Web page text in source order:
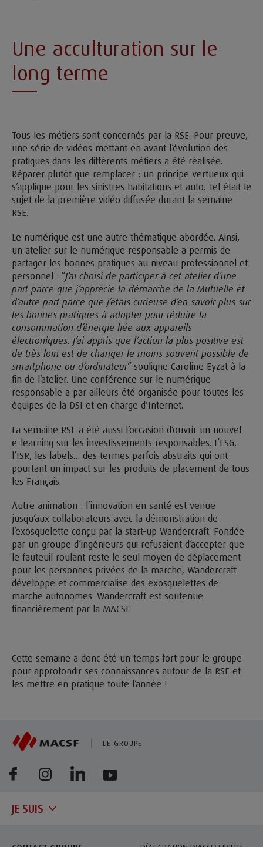
Une acculturation sur le
long terme
Tous les métiers sont concernés par la RSE. Pour preuve,
une série de vidéos mettant en avant l’évolution des
pratiques dans les différents métiers a été réalisée.
Réparer plutôt que remplacer : un principe vertueux qui
s’applique pour les sinistres habitations et auto. Tel était le
sujet de la première vidéo diffusée durant la semaine
RSE.
Le numérique est une autre thématique abordée. Ainsi,
un atelier sur le numérique responsable a permis de
partager les bonnes pratiques au niveau professionnel et
personnel : “J’ai choisi de participer à cet atelier d’une
part parce que j’apprécie la démarche de la Mutuelle et
d’autre part parce que j’étais curieuse d’en savoir plus sur
les bonnes pratiques à adopter pour réduire la
consommation d’énergie liée aux appareils
électroniques. J’ai appris que l’action la plus positive est
de très loin est de changer le moins souvent possible de
smartphone ou d’ordinateur” souligne Caroline Eyzat à la
fin de l’atelier. Une conférence sur le numérique
responsable a par ailleurs été organisée pour toutes les
équipes de la DSI et en charge d'Internet.
La semaine RSE a été aussi l’occasion d’ouvrir un nouvel
e-learning sur les investissements responsables. L’ESG,
l’ISR, les labels… des termes parfois abstraits qui ont
pourtant un impact sur les produits de placement de tous
les Français.
Autre animation : l’innovation en santé est venue
jusqu’aux collaborateurs avec la démonstration de
l’exosquelette conçu par la start-up Wandercraft. Fondée
par un groupe d’ingénieurs qui refusaient d’accepter que
le fauteuil roulant reste le seul moyen de déplacement
pour les personnes privées de la marche, Wandercraft
développe et commercialise des exosquelettes de
marche autonomes. Wandercraft est soutenue
financièrement par la MACSF.
Cette semaine a donc été un temps fort pour le groupe
pour approfondir ses connaissances autour de la RSE et
les mettre en pratique toute l’année !
LE GROUPE
JE SUIS